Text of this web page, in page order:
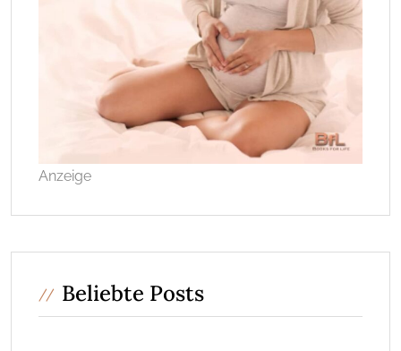
Anzeige
Beliebte Posts